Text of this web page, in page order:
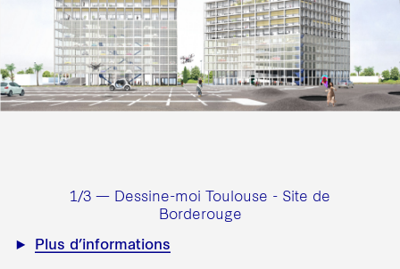
1/3 — Dessine-moi Toulouse - Site de
Borderouge
Plus d’informations